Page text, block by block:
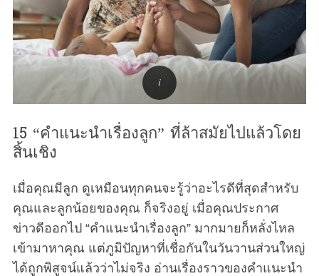
15 “คำแนะนำเรื่องลูก” ที่ล้าสมัยไปแล้วโดย
สิ้นเชิง
เมื่อคุณมีลูก ดูเหมือนทุกคนจะรู้ว่าอะไรดีที่สุดสำหรับ
คุณและลูกน้อยของคุณ ก็จริงอยู่ เมื่อคุณประกาศ
ข่าวดีออกไป “คำแนะนำเรื่องลูก” มากมายก็หลั่งไหล
เข้ามาหาคุณ แต่ภูมิปัญหาที่เชื่อกันในวันวานส่วนใหญ่
ได้ถูกพิสูจน์แล้วว่าไม่จริง อ่านเรื่องราวของคำแนะนำ